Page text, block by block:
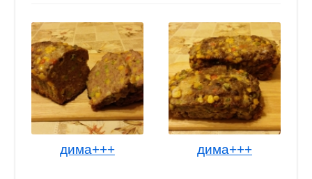
дима+++ дима+++